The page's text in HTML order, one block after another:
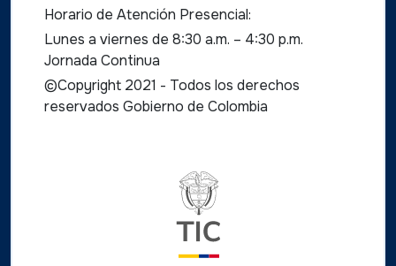
Horario de Atención Presencial:
Lunes a viernes de 8:30 a.m. – 4:30 p.m.
Jornada Continua
©Copyright 2021 - Todos los derechos
reservados Gobierno de Colombia